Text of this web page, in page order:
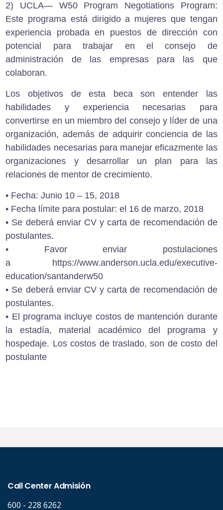
2) UCLA— W50 Program Negotiations Program:
Este programa está dirigido a mujeres que tengan
experiencia probada en puestos de dirección con
potencial para trabajar en el consejo de
administración de las empresas para las que
colaboran.
Los objetivos de esta beca son entender las
habilidades y experiencia necesarias para
convertirse en un miembro del consejo y líder de una
organización, además de adquirir conciencia de las
habilidades necesarias para manejar eficazmente las
organizaciones y desarrollar un plan para las
relaciones de mentor de crecimiento.
• Fecha: Junio 10 – 15, 2018
• Fecha límite para postular: el 16 de marzo, 2018
• Se deberá enviar CV y carta de recomendación de
postulantes.
• Favor enviar postulaciones
a https://www.anderson.ucla.edu/executive-
education/santanderw50
• Se deberá enviar CV y carta de recomendación de
postulantes.
• El programa incluye costos de mantención durante
la estadía, material académico del programa y
hospedaje. Los costos de traslado, son de costo del
postulante